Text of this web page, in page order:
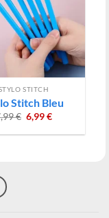
STITCH
Stitch Bleu
€ Le
prix
initial
6,99€Le
actuel